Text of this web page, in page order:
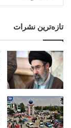
تازه‌ترین نشرات